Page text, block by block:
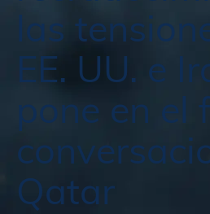
las
EE. UU. e
pone en el
Qatar